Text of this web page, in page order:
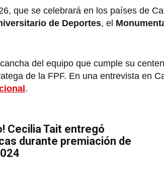
que se celebrará en los países de
de Deportes, el
del equipo que cumple su
de la FPF. En una entrevista en
.
Cecilia Tait entregó
durante premiación de